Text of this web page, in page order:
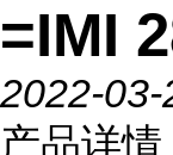
=IMI
2022-03-
产品详情